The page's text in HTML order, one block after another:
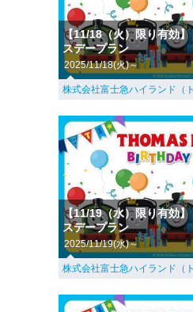
【11/18（火）限り有効
スデープラン
2025/11/18(火)～
株式会社富士急ハイランド（
【11/19（水）限り有効
スデープラン
2025/11/19(水)～
株式会社富士急ハイランド（